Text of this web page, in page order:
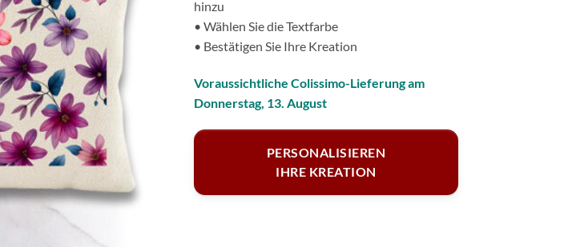
hinzu
• Wählen Sie die Textfarbe
• Bestätigen Sie Ihre Kreation
Voraussichtliche Colissimo-Lieferung am
Donnerstag, 13. August
PERSONALISIEREN
IHRE KREATION